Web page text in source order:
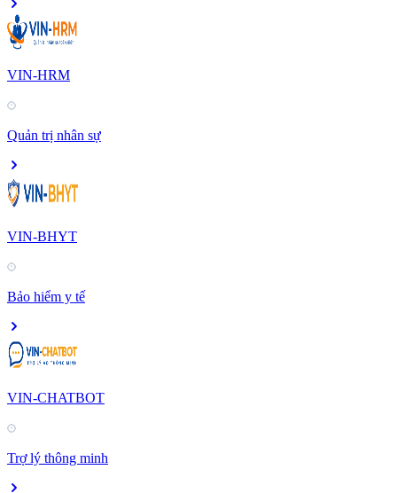
VIN-HRM
Quản trị nhân sự
VIN-BHYT
Bảo hiểm y tế
VIN-CHATBOT
Trợ lý thông minh